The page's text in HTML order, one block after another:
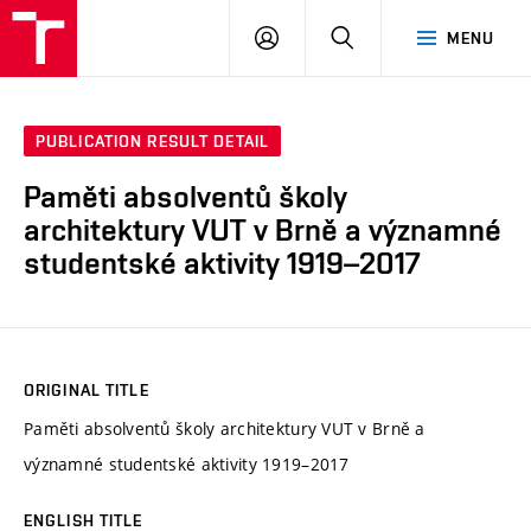
MENU
LOG
SEARCH
PUBLICATION RESULT DETAIL
Paměti absolventů školy
architektury VUT v Brně a významné
studentské aktivity 1919–2017
ORIGINAL TITLE
Paměti absolventů školy architektury VUT v Brně a
významné studentské aktivity 1919–2017
ENGLISH TITLE